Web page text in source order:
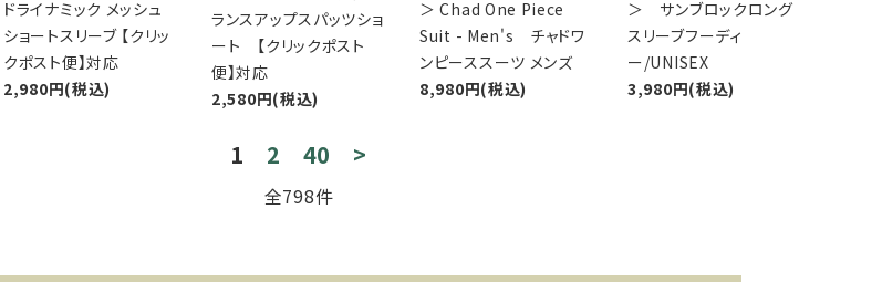
ドライナミック メッシュ
ショートスリーブ 【クリッ
クポスト便】対応
2,980円(税込)
ランスアップスパッツショ
ート 【クリックポスト
便】対応
2,580円(税込)
＞ Chad One Piece
Suit - Men's チャドワ
ンピーススーツ メンズ
8,980円(税込)
＞ サンブロックロング
スリーブフーディ
ー/UNISEX
3,980円(税込)
1 2 40 >
全798件